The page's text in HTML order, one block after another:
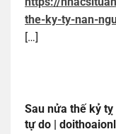
the-ky-ty-nan-
[…]
Sau nửa thế kỷ
tự do |